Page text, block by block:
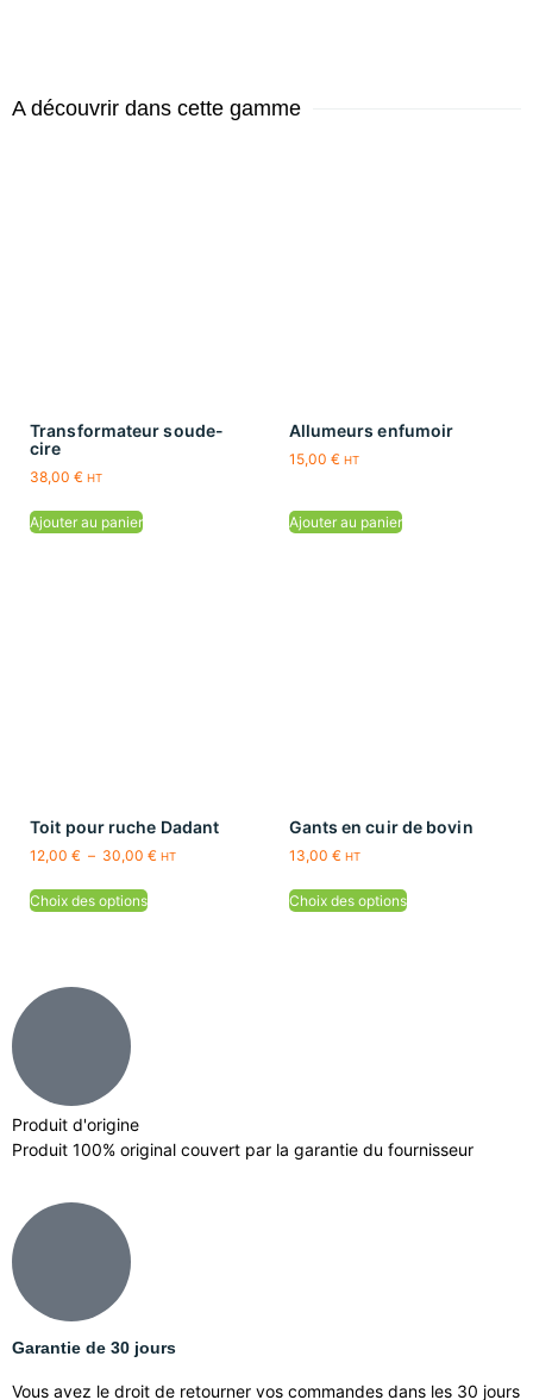
A découvrir dans cette gamme
Transformateur soude-
cire
38,00 € HT
Ajouter au panier
Allumeurs enfumoir
15,00 € HT
Ajouter au panier
Toit pour ruche Dadant
12,00 € – 30,00 € HT
Choix des options
Gants en cuir de bovin
13,00 € HT
Choix des options
Produit d'origine
Produit 100% original couvert par la garantie du fournisseur
Garantie de 30 jours
Vous avez le droit de retourner vos commandes dans les 30 jours